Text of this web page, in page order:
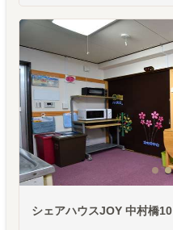
シェアハウスJOY 中村橋10